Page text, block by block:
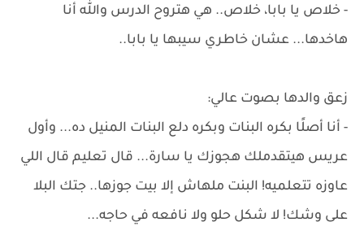
- خلاص يا بابا، خلاص.. هي هتروح الدرس والله أنا
هاخدها... عشان خاطري سيبها يا بابا..
زعق والدها بصوت عالي:
- أنا أصلًا بكره البنات وبكره دلع البنات المنيل ده... وأول
عريس هيتقدملك هجوزك يا سارة... قال تعليم قال اللي
عاوزه تتعلميه! البنت ملهاش إلا بيت جوزها.. جتك البلا
على وشك! لا شكل حلو ولا نافعه في حاجه...